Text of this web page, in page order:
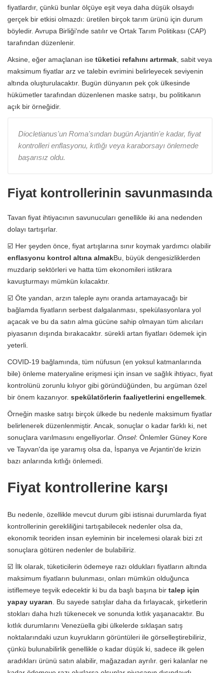
fiyatlardır, çünkü bunlar ölçüye eşit veya daha düşük olsaydı
gerçek bir etkisi olmazdı: üretilen birçok tarım ürünü için durum
böyledir. Avrupa Birliği'nde satılır ve Ortak Tarım Politikası (CAP)
tarafından düzenlenir.
Aksine, eğer amaçlanan ise tüketici refahını artırmak , sabit veya
maksimum fiyatlar arz ve talebin evrimini belirleyecek seviyenin
altında oluşturulacaktır. Bugün dünyanın pek çok ülkesinde
hükümetler tarafından düzenlenen maske satışı, bu politikanın
açık bir örneğidir.
Diocletianus'un Roma'sından bugün Arjantin'e kadar, fiyat
kontrolleri enflasyonu, kıtlığı veya karaborsayı önlemede
başarısız oldu.
Fiyat kontrollerinin savunmasında
Tavan fiyat ihtiyacının savunucuları genellikle iki ana nedenden
dolayı tartışırlar.
☑️ Her şeyden önce, fiyat artışlarına sınır koymak yardımcı olabilir
enflasyonu kontrol altına almakBu, büyük dengesizliklerden
muzdarip sektörleri ve hatta tüm ekonomileri istikrara
kavuşturmayı mümkün kılacaktır.
☑️ Öte yandan, arzın taleple aynı oranda artamayacağı bir
bağlamda fiyatların serbest dalgalanması, spekülasyonlara yol
açacak ve bu da satın alma gücüne sahip olmayan tüm alıcıları
piyasanın dışında bırakacaktır. sürekli artan fiyatları ödemek için
yeterli.
COVID-19 bağlamında, tüm nüfusun (en yoksul katmanlarında
bile) önleme materyaline erişmesi için insan ve sağlık ihtiyacı, fiyat
kontrolünü zorunlu kılıyor gibi göründüğünden, bu argüman özel
bir önem kazanıyor. spekülatörlerin faaliyetlerini engellemek
Örneğin maske satışı birçok ülkede bu nedenle maksimum fiyatlar
belirlenerek düzenlenmiştir. Ancak, sonuçlar o kadar farklı ki, net
sonuçlara varılmasını engelliyorlar. Önsel: Önlemler Güney Kore
ve Tayvan'da işe yaramış olsa da, İspanya ve Arjantin'de krizin
bazı anlarında kıtlığı önlemedi.
Fiyat kontrollerine karşı
Bu nedenle, özellikle mevcut durum gibi istisnai durumlarda fiyat
kontrollerinin gerekliliğini tartışabilecek nedenler olsa da,
ekonomik teoriden insan eyleminin bir incelemesi olarak bizi zıt
sonuçlara götüren nedenler de bulabiliriz.
☑️ İlk olarak, tüketicilerin ödemeye razı oldukları fiyatların altında
maksimum fiyatların bulunması, onları mümkün olduğunca
istiflemeye teşvik edecektir ki bu da başlı başına bir talep için
yapay uyaran . Bu sayede satışlar daha da fırlayacak, şirketlerin
stokları daha hızlı tükenecek ve sonunda kıtlık yaşanacaktır. Bu
kıtlık durumlarını Venezüella gibi ülkelerde sıklaşan satış
noktalarındaki uzun kuyrukların görüntüleri ile görselleştirebiliriz,
çünkü bulunabilirlik genellikle o kadar düşük ki, sadece ilk gelen
aradıkları ürünü satın alabilir, mağazadan ayrılır. geri kalanlar ne